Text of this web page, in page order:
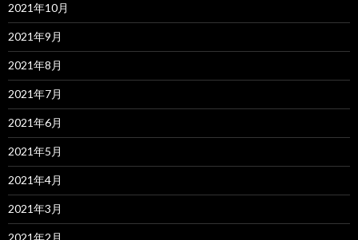
2021年10月
2021年9月
2021年8月
2021年7月
2021年6月
2021年5月
2021年4月
2021年3月
2021年2月